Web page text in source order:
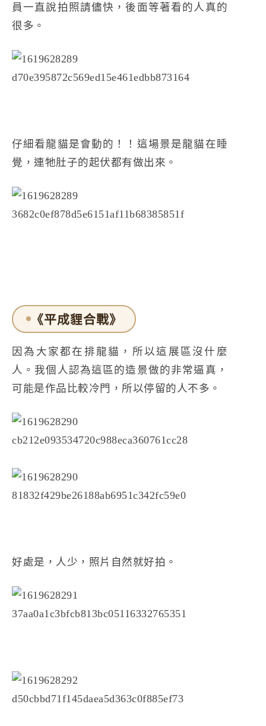
員一直說拍照請儘快，後面等著看的人真的
很多。
仔細看龍貓是會動的！！這場景是龍貓在睡
覺，連牠肚子的起伏都有做出來。
《平成貍合戰》
因為大家都在排龍貓，所以這展區沒什麼
人。我個人認為這區的造景做的非常逼真，
可能是作品比較冷門，所以停留的人不多。
好處是，人少，照片自然就好拍。